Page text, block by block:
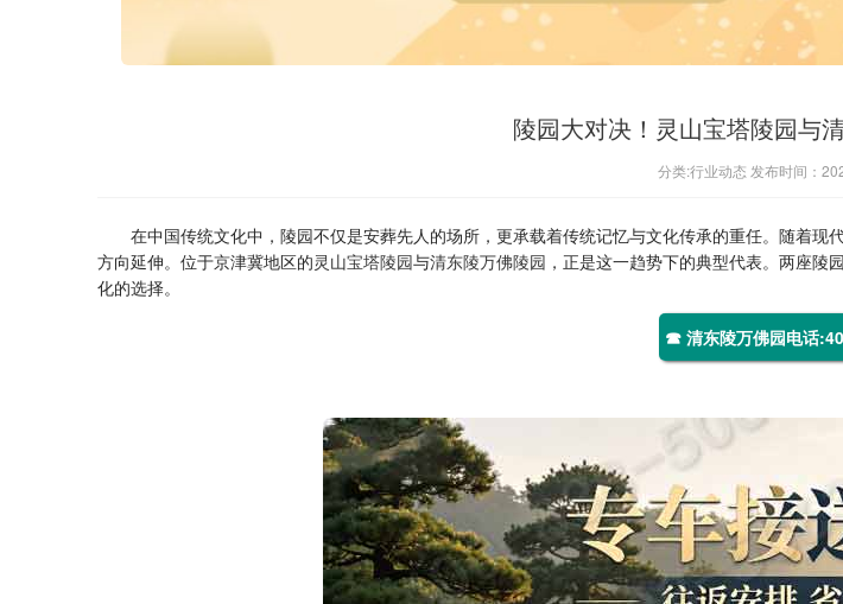
陵园大对决！灵山宝塔陵园与
分类:行业动态 发布时间：
在中国传统文化中，陵园不仅是安葬先人的场所，更承载着传统记忆与文化传承的重任。随着
方向延伸。位于京津冀地区的灵山宝塔陵园与清东陵万佛陵园 ，正是这一趋势下的典型代表。两座
化的选择。
☎ 清东陵万佛园电话